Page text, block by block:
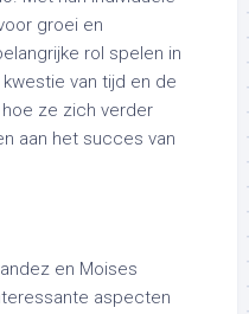
groei en
rol spelen in
van tijd en de
ze zich verder
aan het succes van
en Moises
aspecten